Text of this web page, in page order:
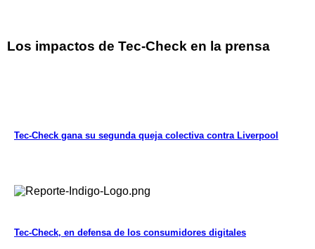
Los impactos de Tec-Check en la prensa
Tec-Check gana su segunda queja colectiva contra Liverpool
Tec-Check, en defensa de los consumidores digitales